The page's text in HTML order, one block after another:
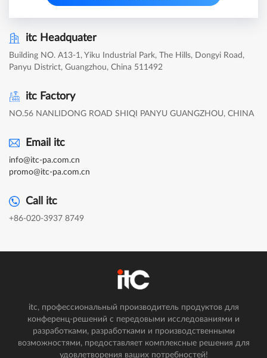
itc Headquater
Building NO. A13-1, Yiku Industrial Park, The Hills, Dongyi Road,
Panyu District, Guangzhou, China 511492
itc Factory
NO.56 NANLIDONG ROAD SHIQI PANYU GUANGZHOU, CHINA
Email itc
info@itc-pa.com.cn
promo@itc-pa.com.cn
Call itc
+86-020-3937 8749
itc, профессиональный производитель продуктов для
конференц-решений с передовыми исследованиями и
разработками, разработками и производственными
возможностями, предоставляет комплексные решения для
удовлетворения ваших потребностей!